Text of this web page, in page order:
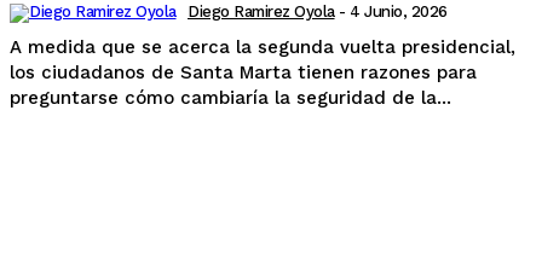
Diego Ramirez Oyola - 4 Junio, 2026
A medida que se acerca la segunda vuelta presidencial,
los ciudadanos de Santa Marta tienen razones para
preguntarse cómo cambiaría la seguridad de la...